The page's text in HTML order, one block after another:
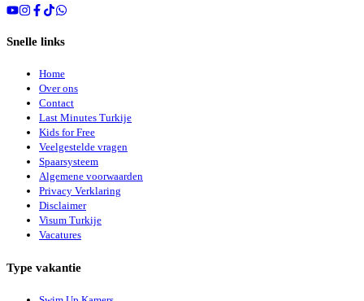
Snelle links
Home
Over ons
Contact
Last Minutes Turkije
Kids for Free
Veelgestelde vragen
Spaarsysteem
Algemene voorwaarden
Privacy Verklaring
Disclaimer
Visum Turkije
Vacatures
Type vakantie